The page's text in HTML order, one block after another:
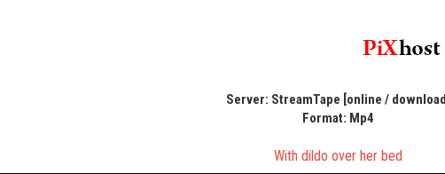
Server: StreamTape [online /
Format: Mp4
With dildo over her bed